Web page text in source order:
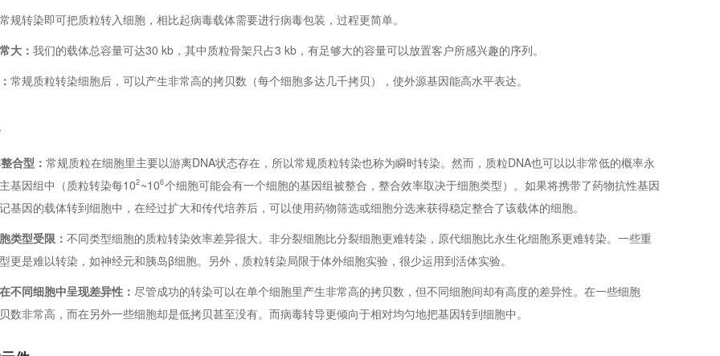
常规转染即可把质粒转入细胞，相比起病毒载体需要进行病毒包装，过程更简单。
大： 我们的载体总容量可达30 kb，其中质粒骨架只占3 kb，有足够大的容量可以放置客户所感兴趣的序列。
常规质粒转染细胞后，可以产生非常高的拷贝数（每个细胞多达几千拷贝），使外源基因能高水平表达。
合型： 常规质粒在细胞里主要以游离DNA状态存在，所以常规质粒转染也称为瞬时转染。然而，质粒DNA也可以以非常低的概率永
基因组中（质粒转染每102~106个细胞可能会有一个细胞的基因组被整合，整合效率取决于细胞类型）。如果将携带了药物抗性基因
基因的载体转到细胞中，在经过扩大和传代培养后，可以使用药物筛选或细胞分选来获得稳定整合了该载体的细胞。
类型受限： 不同类型细胞的质粒转染效率差异很大。非分裂细胞比分裂细胞更难转染，原代细胞比永生化细胞系更难转染。一些重
更是难以转染，如神经元和胰岛β细胞。另外，质粒转染局限于体外细胞实验，很少运用到活体实验。
不同细胞中呈现差异性： 尽管成功的转染可以在单个细胞里产生非常高的拷贝数，但不同细胞间却有高度的差异性。在一些细胞
数非常高，而在另外一些细胞却是低拷贝甚至没有。而病毒转导更倾向于相对均匀地把基因转到细胞中。